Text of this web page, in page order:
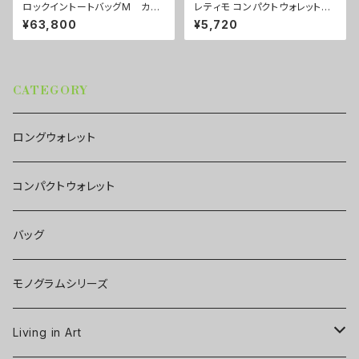
ロックイントートバッグM カラ
ー/センスマゼンダ ■配送まで
約１か月
¥63,800
レティモ コンパクトウォレット
カラー/ミストラルブラック ■配
送まで3週間
¥5,720
CATEGORY
ロングウォレット
コンパクトウォレット
バッグ
モノグラムシリーズ
Living in Art